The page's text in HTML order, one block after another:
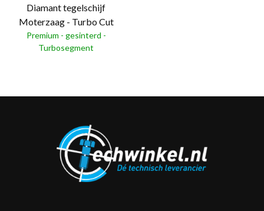
Diamant tegelschijf
Moterzaag - Turbo Cut
Premium - gesinterd -
Turbosegment